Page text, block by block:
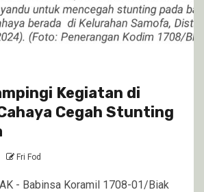
Kegiatan di
Cegah Stunting
Fri Fod
- Babinsa Koramil 1708-01/Biak